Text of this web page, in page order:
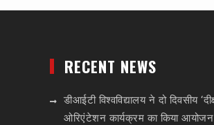
RECENT NEWS
डीआईटी विश्वविद्यालय ने दो दिवसीय
ओरिएंटेशन कार्यक्रम का किया आयोजन